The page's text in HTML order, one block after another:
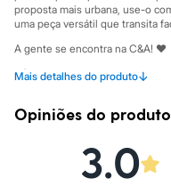
Personagens
Plus size
Blusas e Camisetas
Calças
Casacos e Jaquetas
Moda esportiva
proposta mais urbana, use-o
uma peça versátil que transita
A gente se encontra na C&A! ❤
Mais detalhes do produto↓
Informacoes gerais:
Cor : Cinza
Manga Longa
Tipo: Blusão
Gênero
Feminino
Opiniões do produto
3.0